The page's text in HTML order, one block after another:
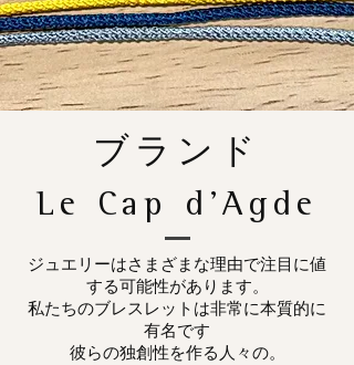
ブランド
Le Cap d'Agde
ジュエリーはさまざまな理由で注目に値
する可能性があります。
私たちのブレスレットは非常に本質的に
有名です
彼らの独創性を作る人々の。